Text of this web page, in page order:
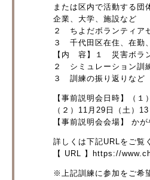
または区内で活動する団
企業、大学、施設など
２ ちよだボランティア
３ 千代田区在住、在勤
【内 容】１ 災害ボラ
２ シミュレーション訓
３ 訓練の振り返りなど
【事前説明会日時】（
（２）11月29日（土）
【事前説明会会場】 か
詳しくは下記URLをご覧
【 URL 】https://
※上記訓練に参加をご希